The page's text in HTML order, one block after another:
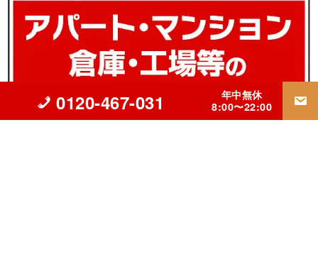
0120-467-031
年中無休
8:00〜22:00